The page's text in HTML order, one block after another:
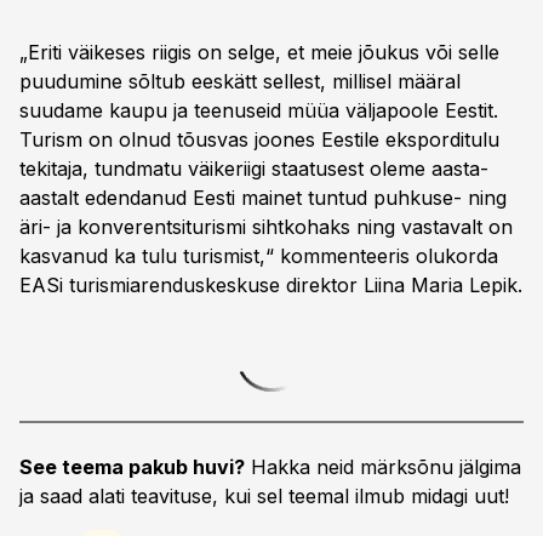
„Eriti väikeses riigis on selge, et meie jõukus või selle
puudumine sõltub eeskätt sellest, millisel määral
suudame kaupu ja teenuseid müüa väljapoole Eestit.
Turism on olnud tõusvas joones Eestile eksporditulu
tekitaja, tundmatu väikeriigi staatusest oleme aasta-
aastalt edendanud Eesti mainet tuntud puhkuse- ning
äri- ja konverentsiturismi sihtkohaks ning vastavalt on
kasvanud ka tulu turismist,“ kommenteeris olukorda
EASi turismiarenduskeskuse direktor Liina Maria Lepik.
See teema pakub huvi? Hakka neid märksõnu jälgima
ja saad alati teavituse, kui sel teemal ilmub midagi uut!